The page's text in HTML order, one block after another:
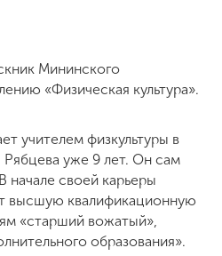
Мининского
«Физическая культура».
учителем физкультуры в
уже 9 лет. Он сам
начале своей карьеры
высшую квалификационную
«старший вожатый»,
образования».